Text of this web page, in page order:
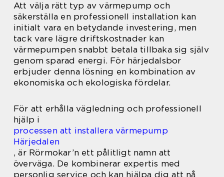
Att välja rätt typ av värmepump och
säkerställa en professionell installation kan
initialt vara en betydande investering, men
tack vare lägre driftskostnader kan
värmepumpen snabbt betala tillbaka sig själv
genom sparad energi. För härjedalsbor
erbjuder denna lösning en kombination av
ekonomiska och ekologiska fördelar.
För att erhålla vägledning och professionell
hjälp i
processen att installera värmepump
Härjedalen
, är Rörmokar’n ett pålitligt namn att
överväga. De kombinerar expertis med
personlig service och kan hjälpa dig att nå